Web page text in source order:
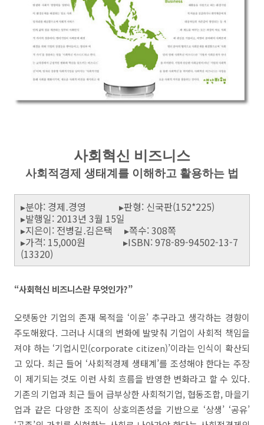
사회혁신 비즈니스
사회적경제 생태계를 이해하고 활용하는 법
▸분야: 경제․경영 ▸판형: 신국판(152*225)
▸발행일: 2013년 3월 15일
▸지은이: 전병길․김은택 ▸쪽수: 308쪽
▸가격: 15,000원 ▸ISBN: 978-89-94502-13-7
(13320)
“사회혁신 비즈니스란 무엇인가?”
오랫동안 기업의 존재 목적을 ‘이윤’ 추구라고 생각하는 경향이
주도해왔다. 그러나 시대의 변화에 발맞춰 기업이 사회적 책임을
져야 하는 ‘기업시민(corporate citizen)’이라는 인식이 확산되
고 있다. 최근 들어 ‘사회적경제 생태계’를 조성해야 한다는 주장
이 제기되는 것도 이런 사회 흐름을 반영한 변화라고 할 수 있다.
기존의 기업과 최근 들어 급부상한 사회적기업, 협동조합, 마을기
업과 같은 다양한 조직이 상호의존성을 기반으로 ‘상생’ ‘공유’